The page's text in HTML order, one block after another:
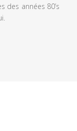
des années 80’s